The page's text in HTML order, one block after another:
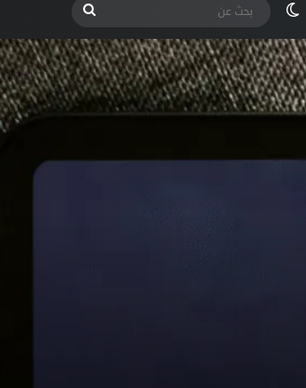
تسجيل الدخول
الوضع المظلم
عن